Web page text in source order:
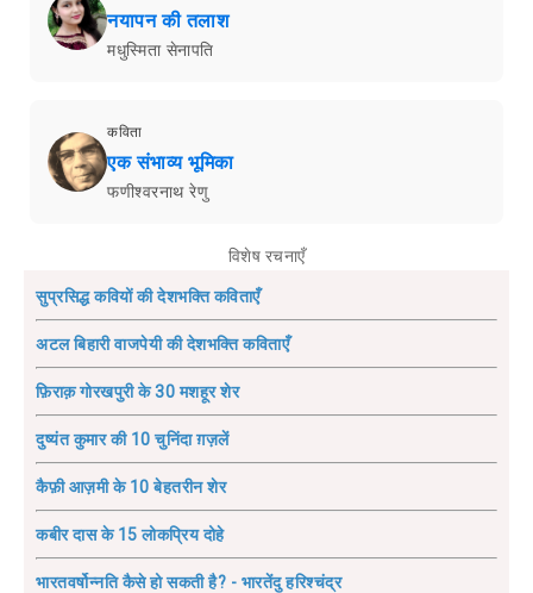
नयापन की तलाश
मधुस्मिता सेनापति
कविता
एक संभाव्य भूमिका
फणीश्वरनाथ रेणु
विशेष रचनाएँ
सुप्रसिद्ध कवियों की देशभक्ति कविताएँ
अटल बिहारी वाजपेयी की देशभक्ति कविताएँ
फ़िराक़ गोरखपुरी के 30 मशहूर शेर
दुष्यंत कुमार की 10 चुनिंदा ग़ज़लें
कैफ़ी आज़मी के 10 बेहतरीन शेर
कबीर दास के 15 लोकप्रिय दोहे
भारतवर्षोन्नति कैसे हो सकती है? - भारतेंदु हरिश्चंद्र